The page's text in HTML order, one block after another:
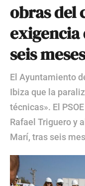
obras del
exigencia
seis
El Ayuntamiento
Ibiza que la
técnicas». El
Rafael Triguero y
Marí, tras seis